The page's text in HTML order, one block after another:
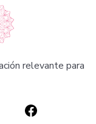
relevante para